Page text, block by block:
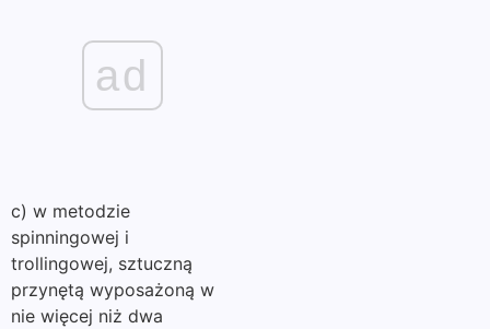
ad
c) w metodzie
spinningowej i
trollingowej, sztuczną
przynętą wyposażoną w
nie więcej niż dwa